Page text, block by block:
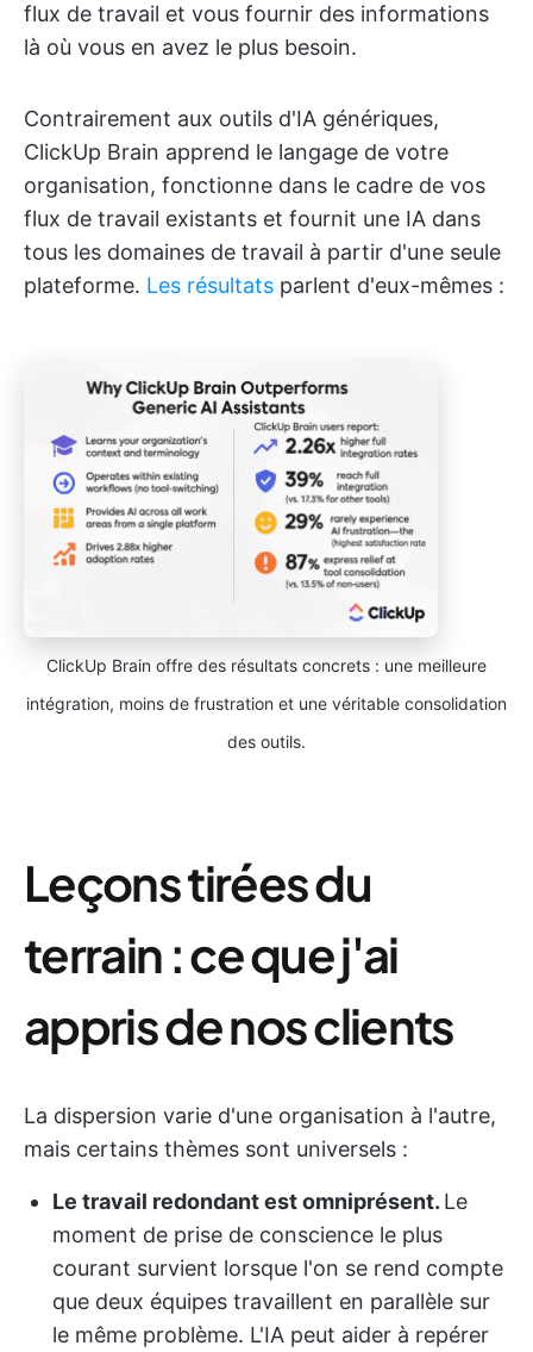
flux de travail et vous fournir des informations
là où vous en avez le plus besoin.
Contrairement aux outils d'IA génériques,
ClickUp Brain apprend le langage de votre
organisation, fonctionne dans le cadre de vos
flux de travail existants et fournit une IA dans
tous les domaines de travail à partir d'une seule
plateforme. Les résultats parlent d'eux-mêmes :
ClickUp Brain offre des résultats concrets : une meilleure
intégration, moins de frustration et une véritable consolidation
des outils.
Leçons tirées du
terrain : ce que j'ai
appris de nos clients
La dispersion varie d'une organisation à l'autre,
mais certains thèmes sont universels :
Le travail redondant est omniprésent. Le
moment de prise de conscience le plus
courant survient lorsque l'on se rend compte
que deux équipes travaillent en parallèle sur
le même problème. L'IA peut aider à repérer